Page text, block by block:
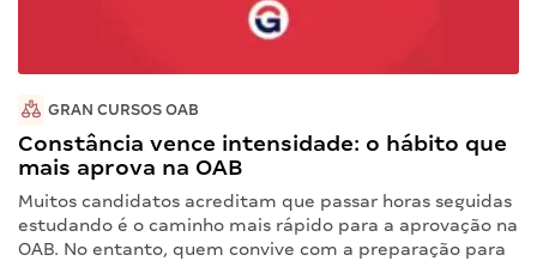
GRAN CURSOS OAB
Constância vence intensidade: o hábito que
mais aprova na OAB
Muitos candidatos acreditam que passar horas seguidas
estudando é o caminho mais rápido para a aprovação na
OAB. No entanto, quem convive com a preparação para